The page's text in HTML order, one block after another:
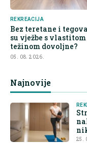
REKREACIJA
Bez teretane i
su vježbe s vlastitom
težinom dovoljne?
05. 08. 2026.
Najnovije
25.